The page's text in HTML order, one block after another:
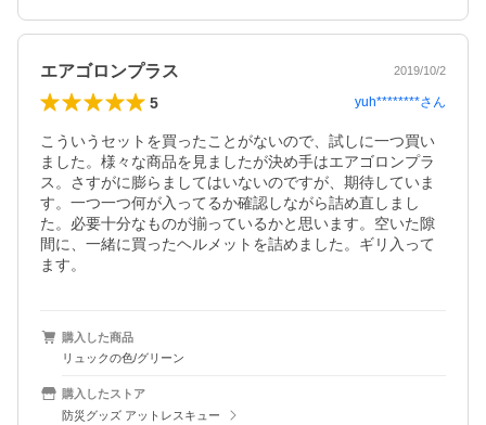
エアゴロンプラス 2019/10/2
5 yuh********さん
こういうセットを買ったことがないので、試しに一つ買い
ました。様々な商品を見ましたが決め手はエアゴロンプラ
ス。さすがに膨らましてはいないのですが、期待していま
す。一つ一つ何が入ってるか確認しながら詰め直しまし
た。必要十分なものが揃っているかと思います。空いた隙
間に、一緒に買ったヘルメットを詰めました。ギリ入って
ます。
購入した商品
リュックの色/グリーン
購入したストア
防災グッズ アットレスキュー